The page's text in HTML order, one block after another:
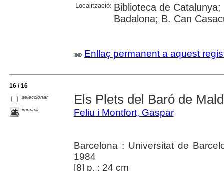
Localització: Biblioteca de
Badalona; B. Can
Enllaç permanent a aquest
16 / 16
seleccionar
imprimir
Els Plets del Baró de
Feliu i Montfort, Gaspar
Barcelona : Universitat de
1984
[8] p. ; 24 cm